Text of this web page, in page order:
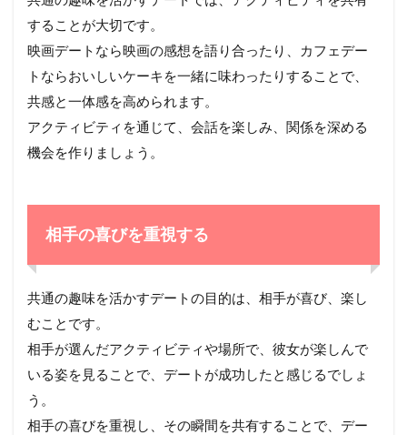
することが大切です。
映画デートなら映画の感想を語り合ったり、カフェデー
トならおいしいケーキを一緒に味わったりすることで、
共感と一体感を高められます。
アクティビティを通じて、会話を楽しみ、関係を深める
機会を作りましょう。
相手の喜びを重視する
共通の趣味を活かすデートの目的は、相手が喜び、楽し
むことです。
相手が選んだアクティビティや場所で、彼女が楽しんで
いる姿を見ることで、デートが成功したと感じるでしょ
う。
相手の喜びを重視し、その瞬間を共有することで、デー